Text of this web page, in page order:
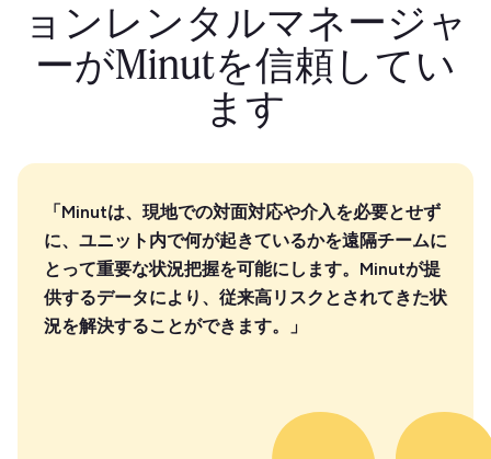
ョンレンタルマネージャ
ーがMinutを信頼してい
ます
「Minutは、現地での対面対応や介入を必要とせず
に、ユニット内で何が起きているかを遠隔チームに
とって重要な状況把握を可能にします。Minutが提
供するデータにより、従来高リスクとされてきた状
況を解決することができます。」